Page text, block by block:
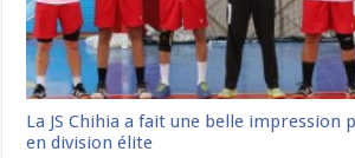
La JS Chihia a fait une belle impression
en division élite